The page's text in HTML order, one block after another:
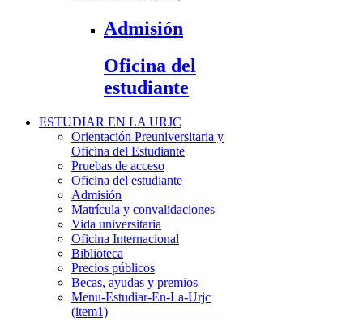
Admisión
Oficina del
estudiante
ESTUDIAR EN LA URJC
Orientación Preuniversitaria y
Oficina del Estudiante
Pruebas de acceso
Oficina del estudiante
Admisión
Matrícula y convalidaciones
Vida universitaria
Oficina Internacional
Biblioteca
Precios públicos
Becas, ayudas y premios
Menu-Estudiar-En-La-Urjc
(item1)